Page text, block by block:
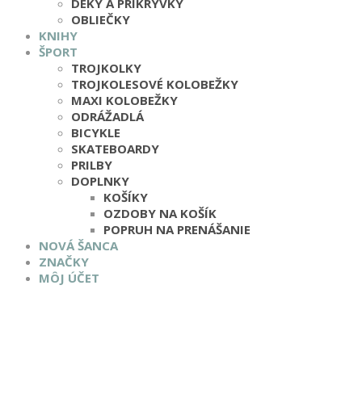
DEKY A PRIKRÝVKY
OBLIEČKY
KNIHY
ŠPORT
TROJKOLKY
TROJKOLESOVÉ KOLOBEŽKY
MAXI KOLOBEŽKY
ODRÁŽADLÁ
BICYKLE
SKATEBOARDY
PRILBY
DOPLNKY
KOŠÍKY
OZDOBY NA KOŠÍK
POPRUH NA PRENÁŠANIE
NOVÁ ŠANCA
ZNAČKY
MÔJ ÚČET